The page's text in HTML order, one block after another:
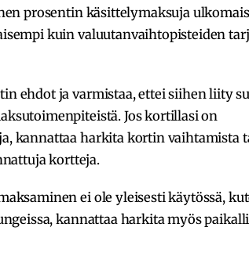
prosentin käsittelymaksuja
kuin valuutanvaihtopisteiden
ehdot ja varmistaa, ettei siihen liity
Jos kortillasi on
kannattaa harkita kortin vaihtamista
kortteja.
ei ole yleisesti käytössä,
kannattaa harkita myös